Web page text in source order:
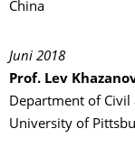
China
Juni 2018
Prof. Lev
Department of Civil
University of